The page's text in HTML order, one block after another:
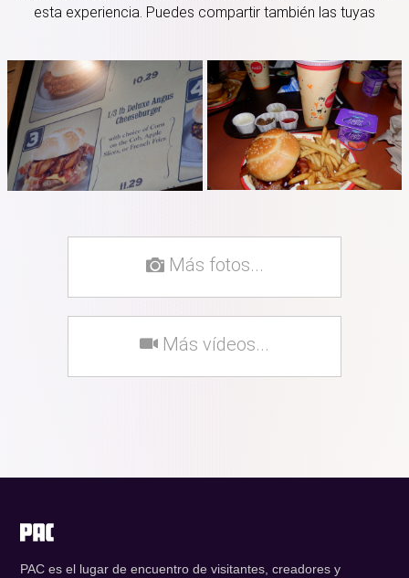
esta experiencia. Puedes compartir también las tuyas
Más fotos...
Más vídeos...
PAC es el lugar de encuentro de visitantes, creadores y